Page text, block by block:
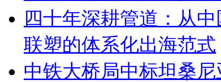
四十年深耕管道：从
联塑的体系化出海范式
中铁大桥局中标坦桑